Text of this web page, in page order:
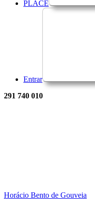
PLACE
Entrar
291 740 010
Horácio Bento de Gouveia